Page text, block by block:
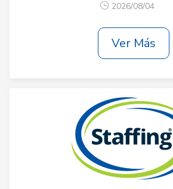
2026/08/04
Ver Más